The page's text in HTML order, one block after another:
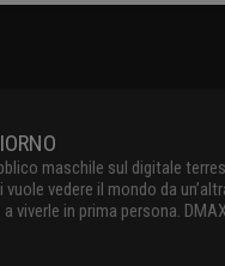
maschile sul digitale
vedere il mondo da
in prima persona.
lavori estremi, mistero,